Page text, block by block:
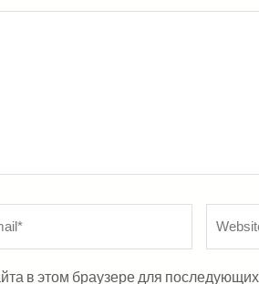
в этом браузере для